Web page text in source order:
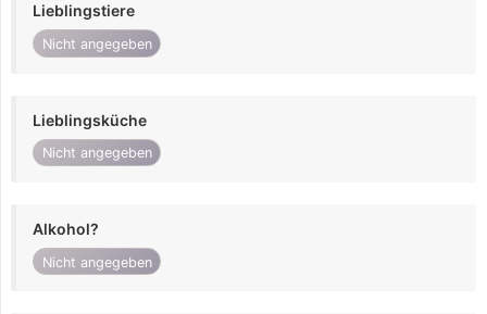
Lieblingstiere
Nicht angegeben
Lieblingsküche
Nicht angegeben
Alkohol?
Nicht angegeben